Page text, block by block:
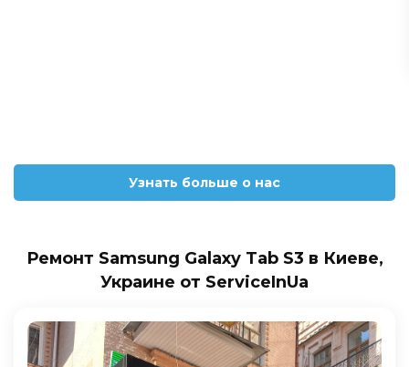
Узнать больше о нас
Ремонт Samsung Galaxy Tab S3 в Киеве,
Украине от ServiceInUa